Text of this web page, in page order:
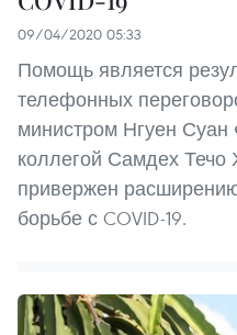
09/04/2020 05:33
Помощь является
телефонных
министром Нгуен Суан
коллегой Самдех Течо
привержен
борьбе с COVID-19.